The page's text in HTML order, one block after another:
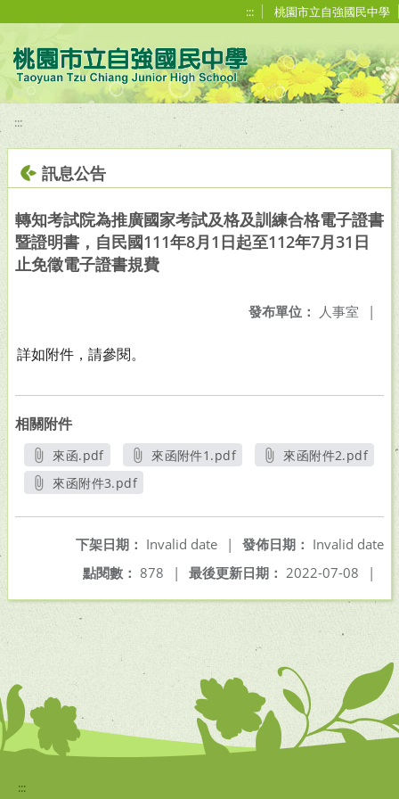
::: 桃園市立自強國民中學
:::
訊息公告
轉知考試院為推廣國家考試及格及訓練合格電子證書
暨證明書，自民國111年8月1日起至112年7月31日
止免徵電子證書規費
發布單位： 人事室 |
詳如附件，請參閱。
相關附件
來函.pdf
另開新視窗
來函附件1.pdf
來函附件2.pdf
來函附件3.pdf
發佈日期： Invalid date
下架日期： Invalid date
|
最後更新日期： 2022-07-08 |
點閱數： 878 |
:::